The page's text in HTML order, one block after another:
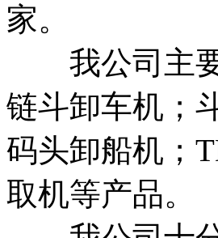
家。
我公司主要
链斗卸车机；
码头卸船机；
取机等产品。